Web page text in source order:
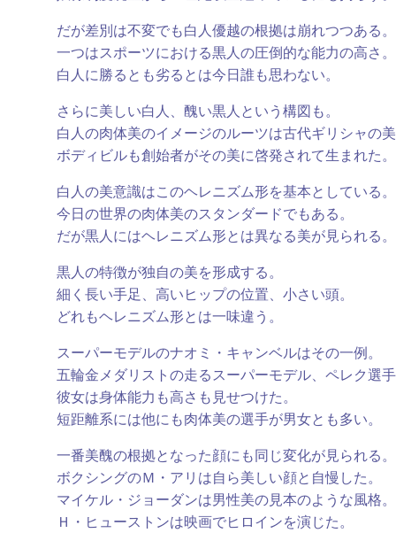
だが差別は不変でも白人優越の根拠は崩れつつある。
一つはスポーツにおける黒人の圧倒的な能力の高さ。
白人に勝るとも劣るとは今日誰も思わない。
さらに美しい白人、醜い黒人という構図も。
白人の肉体美のイメージのルーツは古代ギリシャの
ボディビルも創始者がその美に啓発されて生まれた。
白人の美意識はこのヘレニズム形を基本としている。
今日の世界の肉体美のスタンダードでもある。
だが黒人にはヘレニズム形とは異なる美が見られる。
黒人の特徴が独自の美を形成する。
細く長い手足、高いヒップの位置、小さい頭。
どれもヘレニズム形とは一味違う。
スーパーモデルのナオミ・キャンベルはその一例。
五輪金メダリストの走るスーパーモデル、ペレク選
彼女は身体能力も高さも見せつけた。
短距離系には他にも肉体美の選手が男女とも多い。
一番美醜の根拠となった顔にも同じ変化が見られる。
ボクシングのＭ・アリは自ら美しい顔と自慢した。
マイケル・ジョーダンは男性美の見本のような風格。
Ｈ・ヒューストンは映画でヒロインを演じた。